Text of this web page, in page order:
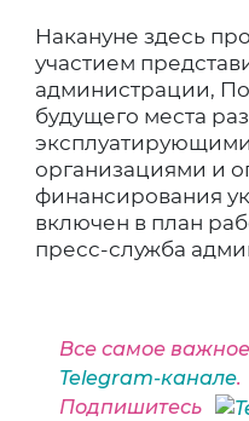
Накануне здесь
участием
администрации,
будущего места
организациями и
финансирования
включен в план
пресс-служба
Все самое
Telegram-канале.
Подпишитесь